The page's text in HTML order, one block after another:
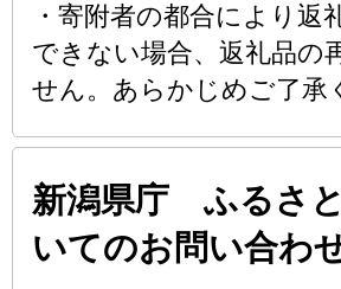
・寄附者の都合により返
できない場合、返礼品の
せん。あらかじめご了承
新潟県庁 ふるさ
いてのお問い合わ